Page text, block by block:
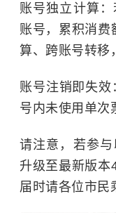
账号独立计算
账号，累积消费
算、跨账号转移
账号注销即失
号内未使用单次
请注意，若参与
升级至最新版本
届时请各位市民